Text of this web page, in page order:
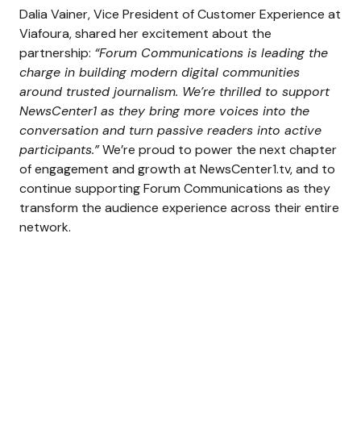
Dalia Vainer, Vice President of Customer Experience at
Viafoura, shared her excitement about the
partnership: “Forum Communications is leading the
charge in building modern digital communities
around trusted journalism. We’re thrilled to support
NewsCenter1 as they bring more voices into the
conversation and turn passive readers into active
participants.”We’re proud to power the next chapter
of engagement and growth at NewsCenter1.tv, and to
continue supporting Forum Communications as they
transform the audience experience across their entire
network.